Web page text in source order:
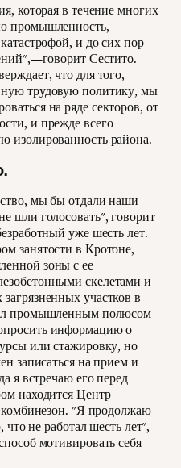
которая в течение многих
промышленность,
и до сих пор
Сестито.
что для того,
трудовую политику, мы
на ряде секторов, от
и прежде всего
изолированность района.
мы бы отдали наши
шли голосовать", говорит
уже шесть лет.
занятости в Кротоне,
зоны с ее
скелетами и
участков в
промышленным полюсом
информацию о
или стажировку, но
записаться на прием и
я встречаю его перед
находится Центр
комбинезон. "Я продолжаю
что не работал шесть лет",
мотивировать себя